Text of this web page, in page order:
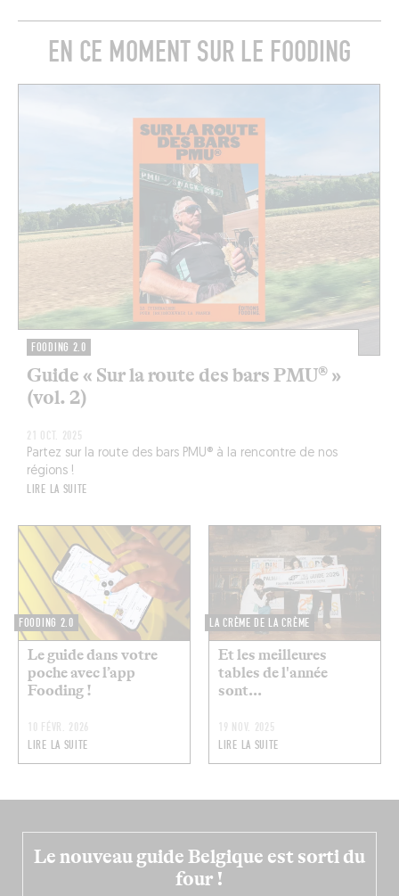
EN CE MOMENT SUR LE FOODING
FOODING 2.0
Guide « Sur la route des bars PMU® »
(vol. 2)
21 OCT. 2025
Partez sur la route des bars PMU® à la rencontre de nos
régions !
LIRE LA SUITE
FOODING 2.0
Le guide dans votre
poche avec l’app
Fooding !
10 FÉVR. 2026
LIRE LA SUITE
LA CRÈME DE LA CRÈME
Et les meilleures
tables de l'année
sont...
19 NOV. 2025
LIRE LA SUITE
Le nouveau guide Belgique est sorti du
four !